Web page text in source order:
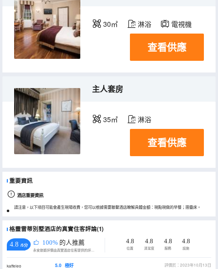
30㎡ 淋浴 電視機
查看供應
主人套房
35㎡ 淋浴
查看供應
重要資訊
酒店重要資訊
請注意，以下項目可能會產生現場收費，您可以根據需要聯繫酒店瞭解具體金額：現點現做的早餐；摺疊床。
格靈雷蒂別墅酒店的真實住客評論(1)
4.8 /5分 100% 的人推薦
永安旅遊評價由真實酒店住客提供的評價。
4.8
位置
4.8
清潔度
4.8
服務
4.8
設施
kaffeleo
5.0 極好
評價於：2023年10月13日